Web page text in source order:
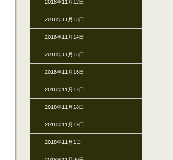
2018年11月12日
2018年11月13日
2018年11月14日
2018年11月15日
2018年11月16日
2018年11月17日
2018年11月18日
2018年11月19日
2018年11月1日